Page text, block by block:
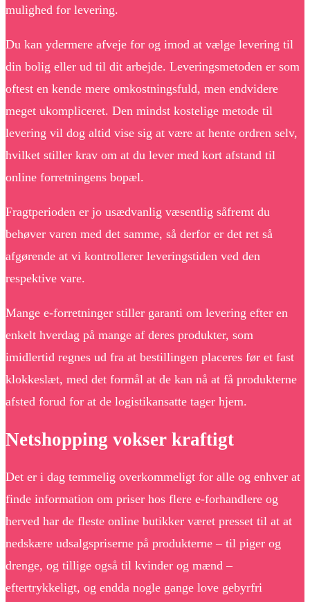
mulighed for levering.
Du kan ydermere afveje for og imod at vælge levering til
din bolig eller ud til dit arbejde. Leveringsmetoden er som
oftest en kende mere omkostningsfuld, men endvidere
meget ukompliceret. Den mindst kostelige metode til
levering vil dog altid vise sig at være at hente ordren selv,
hvilket stiller krav om at du lever med kort afstand til
online forretningens bopæl.
Fragtperioden er jo usædvanlig væsentlig såfremt du
behøver varen med det samme, så derfor er det ret så
afgørende at vi kontrollerer leveringstiden ved den
respektive vare.
Mange e-forretninger stiller garanti om levering efter en
enkelt hverdag på mange af deres produkter, som
imidlertid regnes ud fra at bestillingen placeres før et fast
klokkeslæt, med det formål at de kan nå at få produkterne
afsted forud for at de logistikansatte tager hjem.
Netshopping vokser kraftigt
Det er i dag temmelig overkommeligt for alle og enhver at
finde information om priser hos flere e-forhandlere og
herved har de fleste online butikker været presset til at at
nedskære udsalgspriserne på produkterne – til piger og
drenge, og tillige også til kvinder og mænd –
eftertrykkeligt, og endda nogle gange love gebyrfri